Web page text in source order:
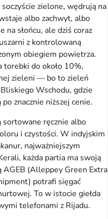
zielone, wędrują na
albo zachwyt, albo
na słońcu, ale dziś coraz
z kontrolowaną
obiegiem powietrza.
torebki do około 10%,
zieleni — bo to zieleń
Wschodu, gdzie
znacznie niższej cenie.
ręcznie albo
i czystości. W indyjskim
najważniejszym
każda partia ma swoją
AGEB (Alleppey Green Extra
potrafi sięgać
To w istocie giełda
telefonami z Rijadu.